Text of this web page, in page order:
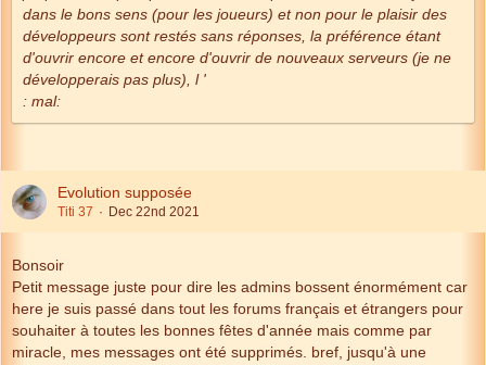
dans le bons sens (pour les joueurs) et non pour le plaisir des
développeurs sont restés sans réponses, la préférence étant
d'ouvrir encore et encore d'ouvrir de nouveaux serveurs (je ne
développerais pas plus), l '
: mal:
Evolution supposée
Titi 37 Dec 22nd 2021
Bonsoir
Petit message juste pour dire les admins bossent énormément car
here je suis passé dans tout les forums français et étrangers pour
souhaiter à toutes les bonnes fêtes d'année mais comme par
miracle, mes messages ont été supprimés. bref, jusqu'à une